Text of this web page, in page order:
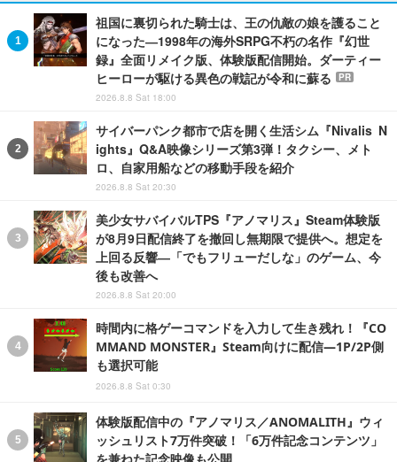
祖国に裏切られた騎士は、王の仇敵の娘を護ること
になった―1998年の海外SRPG不朽の名作『幻世
録』全面リメイク版、体験版配信開始。ダーティー
ヒーローが駆ける異色の戦記が令和に蘇る
PR
2026.8.8 Sat 18:00
サイバーパンク都市で店を開く生活シム『Nivalis N
ights』Q&A映像シリーズ第3弾！タクシー、メト
ロ、自家用船などの移動手段を紹介
2026.8.8 Sat 20:30
美少女サバイバルTPS『アノマリス』Steam体験版
が8月9日配信終了を撤回し無期限で提供へ。想定を
上回る反響―「でもフリューだしな」のゲーム、今
後も改善へ
2026.8.8 Sat 20:00
時間内に格ゲーコマンドを入力して生き残れ！『CO
MMAND MONSTER』Steam向けに配信―1P/2P側
も選択可能
2026.8.8 Sat 0:30
体験版配信中の『アノマリス／ANOMALITH』ウィ
ッシュリスト7万件突破！「6万件記念コンテンツ」